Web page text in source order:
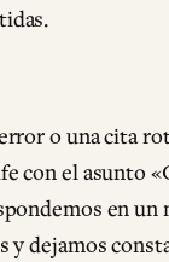
o una cita
con el asunto
en un
y dejamos